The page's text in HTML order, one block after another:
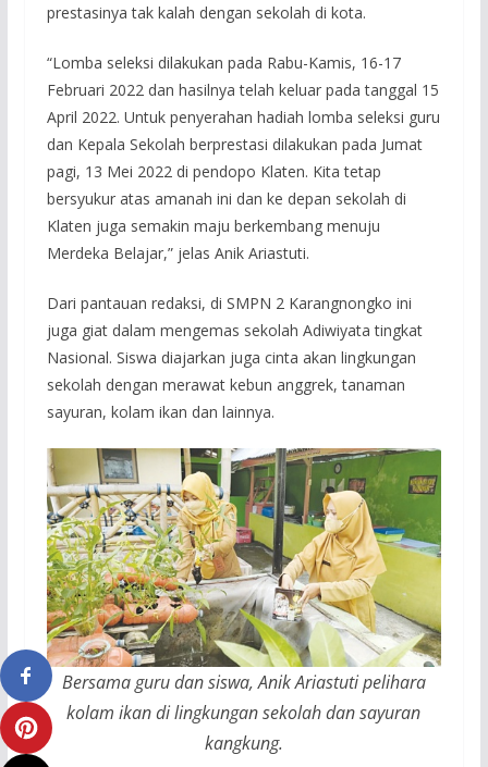
prestasinya tak kalah dengan sekolah di kota.
“Lomba seleksi dilakukan pada Rabu-Kamis, 16-17
Februari 2022 dan hasilnya telah keluar pada tanggal 15
April 2022. Untuk penyerahan hadiah lomba seleksi guru
dan Kepala Sekolah berprestasi dilakukan pada Jumat
pagi, 13 Mei 2022 di pendopo Klaten. Kita tetap
bersyukur atas amanah ini dan ke depan sekolah di
Klaten juga semakin maju berkembang menuju
Merdeka Belajar,” jelas Anik Ariastuti.
Dari pantauan redaksi, di SMPN 2 Karangnongko ini
juga giat dalam mengemas sekolah Adiwiyata tingkat
Nasional. Siswa diajarkan juga cinta akan lingkungan
sekolah dengan merawat kebun anggrek, tanaman
sayuran, kolam ikan dan lainnya.
Bersama guru dan siswa, Anik Ariastuti pelihara
kolam ikan di lingkungan sekolah dan sayuran
kangkung.